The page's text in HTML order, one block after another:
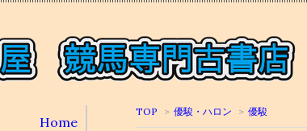
TOP > 優駿・ハロン > 優駿
Home